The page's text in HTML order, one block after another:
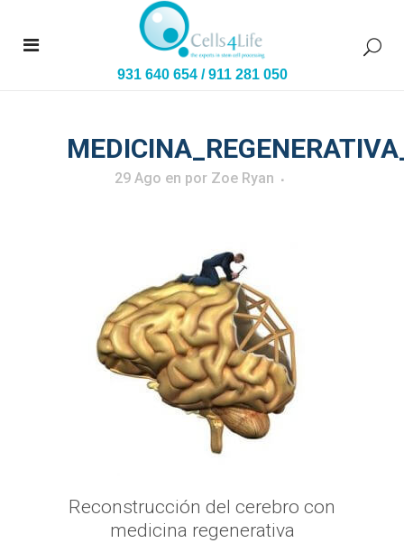
931 640 654/911 281 050
29 Ago en por Zoe Ryan
Reconstrucción del cerebro con
medicina regenerativa